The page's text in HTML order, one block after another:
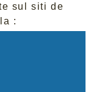
sul siti de
: